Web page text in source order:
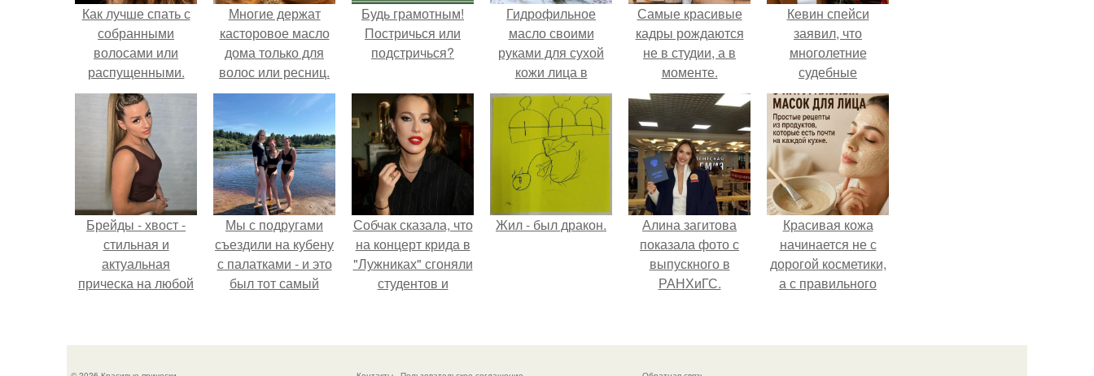
Как лучше спать с
собранными
волосами или
распущенными.
Эффективный уход
за волосами перед
сном для их
ночного
восстановления
Многие держат
касторовое масло
дома только для
волос или ресниц.
Будь грамотным!
Постричься или
подстричься?
Гидрофильное
масло своими
руками для сухой
кожи лица в
домашних
условиях.
Гидрофильное
масло своими
руками
Самые красивые
кадры рождаются
не в студии, а в
моменте.
Кевин спейси
заявил, что
многолетние
судебные
разбирательства
практически
уничтожили его
состояние.
Брейды - хвост -
стильная и
актуальная
прическа на любой
Мы с подругами
съездили на кубену
с палатками - и это
был тот самый
смеёшься,
Собчак сказала, что
на концерт крида в
"Лужниках" сгоняли
студентов и
так везде были
Жил - был дракон.
Алина загитова
показала фото с
выпускного в
РАНХиГС.
Красивая кожа
начинается не с
дорогой косметики,
а с правильного